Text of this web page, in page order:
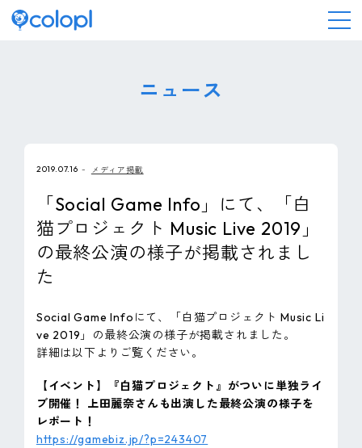
IR情報
採用情報
サステナビリティ
ピンマーク
EN
ニュース
2019.07.16 メディア掲載
「Social Game Info」にて、「白
猫プロジェクト Music Live 2019」
の最終公演の様子が掲載されまし
た
Social Game Infoにて、「白猫プロジェクト Music Li
ve 2019」の最終公演の様子が掲載されました。
詳細は以下よりご覧ください。
【イベント】『白猫プロジェクト』がついに単独ライ
ブ開催！ 上田麗奈さんも出演した最終公演の様子を
レポート！
https://gamebiz.jp/?p=243407